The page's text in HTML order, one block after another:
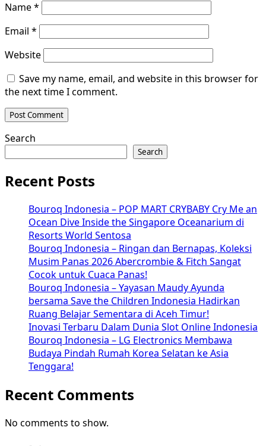
Name*
Email *
Website
Save my name, email, and website in this browser for
the next time I comment.
Search
Search
Recent Posts
Bouroq Indonesia – POP MART CRYBABY Cry Me an
Ocean Dive Inside the Singapore Oceanarium di
Resorts World Sentosa
Bouroq Indonesia – Ringan dan Bernapas, Koleksi
Musim Panas 2026 Abercrombie & Fitch Sangat
Cocok untuk Cuaca Panas!
Bouroq Indonesia – Yayasan Maudy Ayunda
bersama Save the Children Indonesia Hadirkan
Ruang Belajar Sementara di Aceh Timur!
Inovasi Terbaru Dalam Dunia Slot Online Indonesia
Bouroq Indonesia – LG Electronics Membawa
Budaya Pindah Rumah Korea Selatan ke Asia
Tenggara!
Recent Comments
No comments to show.